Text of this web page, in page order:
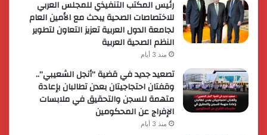
رئيس المكتب التنفيذي للمجلس العربي
للاختصاصات الصحية يبحث مع الأمين العام
لجامعة الدول العربية تعزيز التعاون لتطوير
النظم الصحية العربية
منذ 3 أيام
تصعيد جديد في قضية “أنجل الشعيبي”..
وقفتان احتجاجيتان بعدن تطالبان بإعادة
متهمة للسجن والتحقيق في ملابسات
الإفراج عن المحكومين
منذ 3 أيام